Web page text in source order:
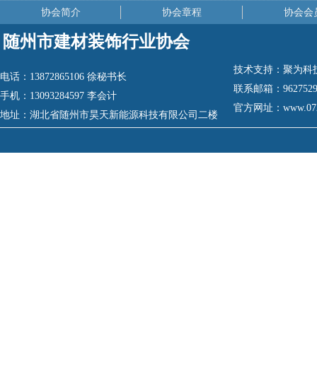
协会简介 协会章程 协会会
技术支持： 聚为科
联系邮箱：
官方网址：
电话： 13872865106 徐秘书长
手机： 13093284597 李会计
地址： 湖北省随州市昊天新能源科技有限公司二楼
随州市建材装饰行业协会